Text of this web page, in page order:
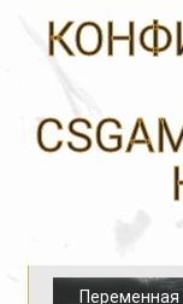
Переменная